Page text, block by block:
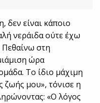
δεν είναι κάποιο
νεράιδα ούτε έχω
Πεθαίνω στη
ώρα
Το ίδιο μάχιμη
ζωής μου», τόνισε η
«Ο λόγος